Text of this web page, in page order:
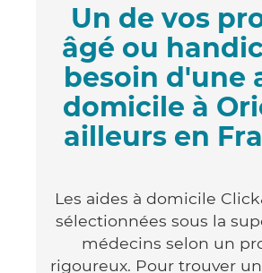
Un de vos
âgé ou
besoin d'une
domicile à
ailleurs en
Les aides à domicile
sélectionnées sous la
médecins selon un
rigoureux. Pour trouver